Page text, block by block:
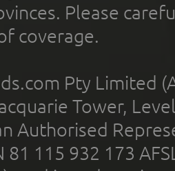
Please
coverage.
Pty Limited
Tower,
Authorised
81 115 932 173